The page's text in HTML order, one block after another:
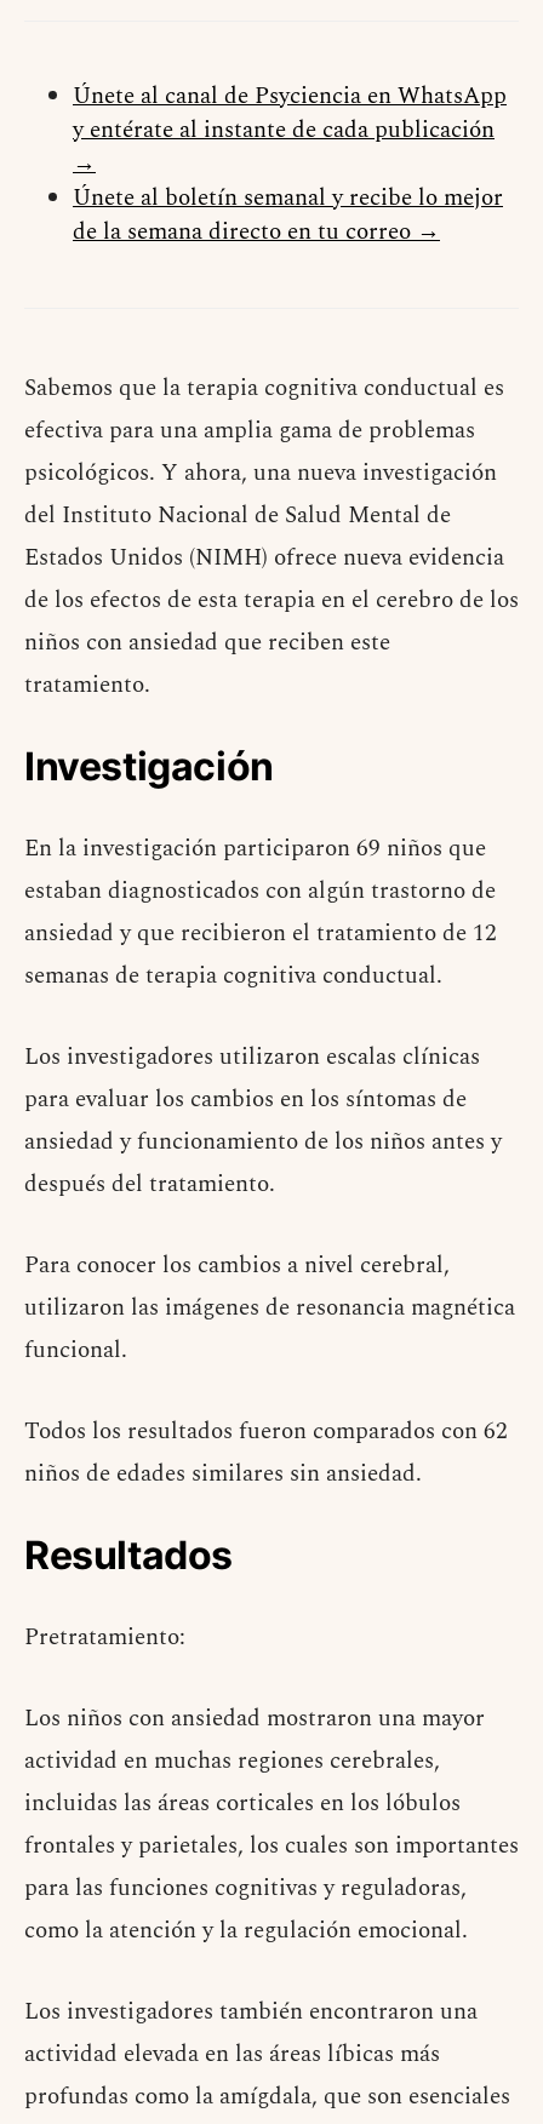
Únete al canal de Psyciencia en WhatsApp
y entérate al instante de cada publicación
→
Únete al boletín semanal y recibe lo mejor
de la semana directo en tu correo →
Sabemos que la terapia cognitiva conductual es
efectiva para una amplia gama de problemas
psicológicos. Y ahora, una nueva investigación
del Instituto Nacional de Salud Mental de
Estados Unidos (NIMH) ofrece nueva evidencia
de los efectos de esta terapia en el cerebro de los
niños con ansiedad que reciben este
tratamiento.
Investigación
En la investigación participaron 69 niños que
estaban diagnosticados con algún trastorno de
ansiedad y que recibieron el tratamiento de 12
semanas de terapia cognitiva conductual.
Los investigadores utilizaron escalas clínicas
para evaluar los cambios en los síntomas de
ansiedad y funcionamiento de los niños antes y
después del tratamiento.
Para conocer los cambios a nivel cerebral,
utilizaron las imágenes de resonancia magnética
funcional.
Todos los resultados fueron comparados con 62
niños de edades similares sin ansiedad.
Resultados
Pretratamiento:
Los niños con ansiedad mostraron una mayor
actividad en muchas regiones cerebrales,
incluidas las áreas corticales en los lóbulos
frontales y parietales, los cuales son importantes
para las funciones cognitivas y reguladoras,
como la atención y la regulación emocional.
Los investigadores también encontraron una
actividad elevada en las áreas líbicas más
profundas como la amígdala, que son esenciales